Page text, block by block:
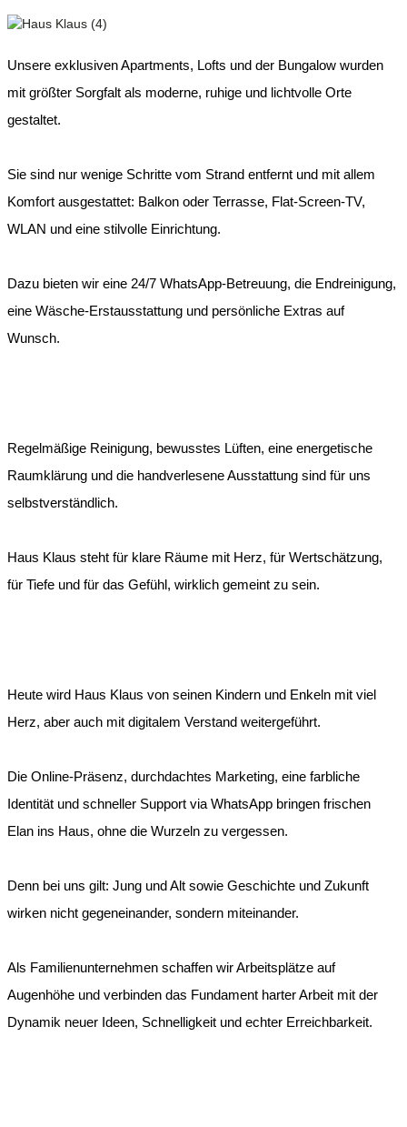
Unsere exklusiven Apartments, Lofts und der Bungalow wurden
mit größter Sorgfalt als moderne, ruhige und lichtvolle Orte
gestaltet.
Sie sind nur wenige Schritte vom Strand entfernt und mit allem
Komfort ausgestattet: Balkon oder Terrasse, Flat-Screen-TV,
WLAN und eine stilvolle Einrichtung.
Dazu bieten wir eine 24/7 WhatsApp-Betreuung, die Endreinigung,
eine Wäsche-Erstausstattung und persönliche Extras auf
Wunsch.
Regelmäßige Reinigung, bewusstes Lüften, eine energetische
Raumklärung und die handverlesene Ausstattung sind für uns
selbstverständlich.
Haus Klaus steht für klare Räume mit Herz, für Wertschätzung,
für Tiefe und für das Gefühl, wirklich gemeint zu sein.
Heute wird Haus Klaus von seinen Kindern und Enkeln mit viel
Herz, aber auch mit digitalem Verstand weitergeführt.
Die Online-Präsenz, durchdachtes Marketing, eine farbliche
Identität und schneller Support via WhatsApp bringen frischen
Elan ins Haus, ohne die Wurzeln zu vergessen.
Denn bei uns gilt: Jung und Alt sowie Geschichte und Zukunft
wirken nicht gegeneinander, sondern miteinander.
Als Familienunternehmen schaffen wir Arbeitsplätze auf
Augenhöhe und verbinden das Fundament harter Arbeit mit der
Dynamik neuer Ideen, Schnelligkeit und echter Erreichbarkeit.